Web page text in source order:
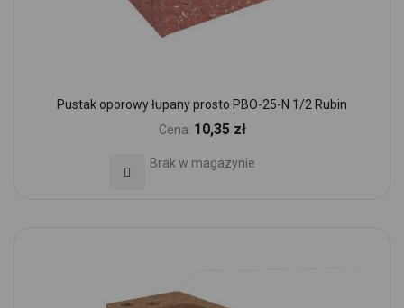
Pustak oporowy łupany prosto PBO-25-N 1/2 Rubin
Cena: 10,35 zł
Brak w magazynie
Dodaj do Ulubionych